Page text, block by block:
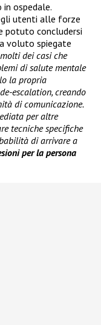
ospedale.
utenti alle forze
potuto concludersi
voluto spiegate
dei casi che
di salute mentale
la propria
escalation, creando
di comunicazione.
per altre
tecniche specifiche
di arrivare a
per la persona